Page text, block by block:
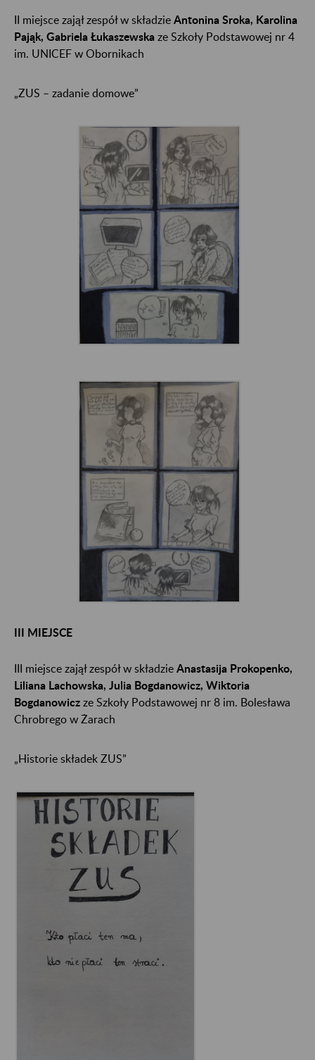
II miejsce zajął zespół w składzie Antonina Sroka, Karolina
Pająk, Gabriela Łukaszewska ze Szkoły Podstawowej nr 4
im. UNICEF w Obornikach
„ZUS – zadanie domowe”
III MIEJSCE
III miejsce zajął zespół w składzie Anastasija Prokopenko,
Liliana Lachowska, Julia Bogdanowicz, Wiktoria
Bogdanowicz ze Szkoły Podstawowej nr 8 im. Bolesława
Chrobrego w Żarach
„Historie składek ZUS”